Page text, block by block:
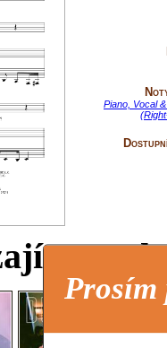
Piano, Vocal
Prosím